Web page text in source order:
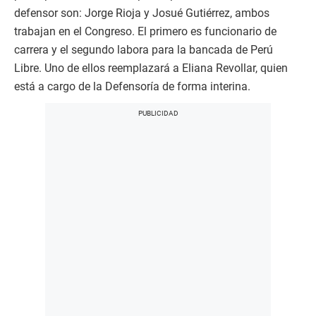
defensor son: Jorge Rioja y Josué Gutiérrez, ambos
trabajan en el Congreso. El primero es funcionario de
carrera y el segundo labora para la bancada de Perú
Libre. Uno de ellos reemplazará a Eliana Revollar, quien
está a cargo de la Defensoría de forma interina.